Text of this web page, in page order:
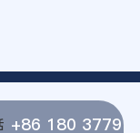
+86 180 3779